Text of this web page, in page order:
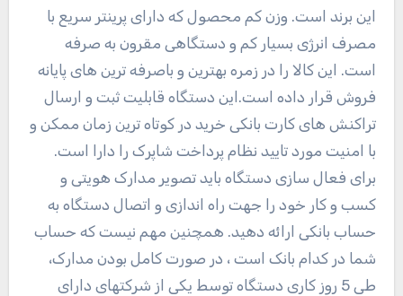
این برند است. وزن کم محصول که دارای پرینتر سریع با
مصرف انرژی بسیار کم و دستگاهی مقرون به صرفه
است. این کالا را در زمره بهترین و باصرفه ترین های پایانه
فروش قرار داده است.این دستگاه قابلیت ثبت و ارسال
تراکنش های کارت بانکی خرید در کوتاه ترین زمان ممکن و
با امنیت مورد تایید نظام پرداخت شاپرک را دارا است.
برای فعال سازی دستگاه باید تصویر مدارک هویتی و
کسب و کار خود را جهت راه اندازی و اتصال دستگاه به
حساب بانکی ارائه دهید. همچنین مهم نیست که حساب
شما در کدام بانک است ، در صورت کامل بودن مدارک،
طی 5 روز کاری دستگاه توسط یکی از شرکتهای دارای